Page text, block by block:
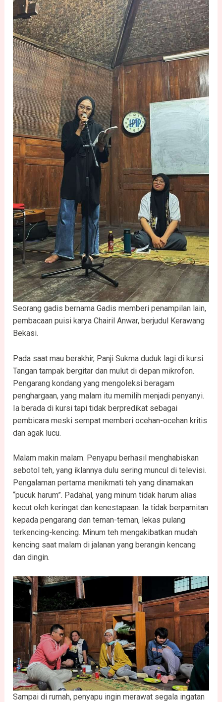
Seorang gadis bernama Gadis memberi penampilan lain,
pembacaan puisi karya Chairil Anwar, berjudul Kerawang
Bekasi.
Pada saat mau berakhir, Panji Sukma duduk lagi di kursi.
Tangan tampak bergitar dan mulut di depan mikrofon.
Pengarang kondang yang mengoleksi beragam
penghargaan, yang malam itu memilih menjadi penyanyi.
Ia berada di kursi tapi tidak berpredikat sebagai
pembicara meski sempat memberi ocehan-ocehan kritis
dan agak lucu.
Malam makin malam. Penyapu berhasil menghabiskan
sebotol teh, yang iklannya dulu sering muncul di televisi.
Pengalaman pertama menikmati teh yang dinamakan
“pucuk harum”. Padahal, yang minum tidak harum alias
kecut oleh keringat dan kenestapaan. Ia tidak berpamitan
kepada pengarang dan teman-teman, lekas pulang
terkencing-kencing. Minum teh mengakibatkan mudah
kencing saat malam di jalanan yang berangin kencang
dan dingin.
Sampai di rumah, penyapu ingin merawat segala ingatan